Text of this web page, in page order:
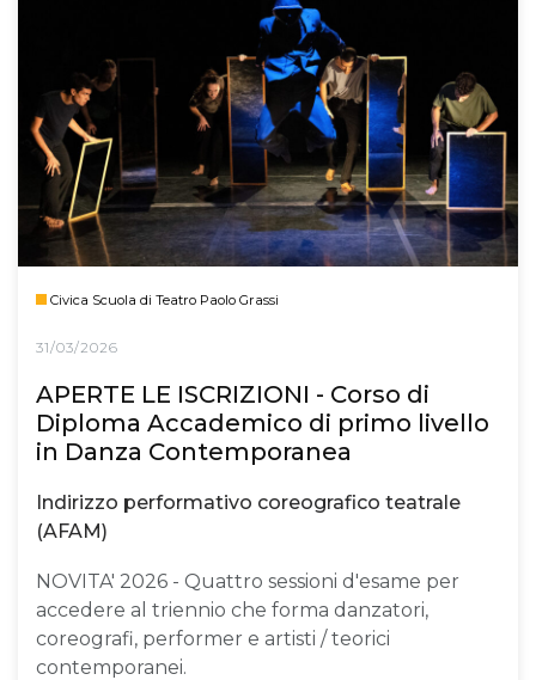
Civica Scuola di Teatro Paolo Grassi
31/03/2026
APERTE LE ISCRIZIONI - Corso di
Diploma Accademico di primo livello
in Danza Contemporanea
Indirizzo performativo coreografico teatrale
(AFAM)
NOVITA' 2026 - Quattro sessioni d'esame per
accedere al triennio che forma danzatori,
coreografi, performer e artisti / teorici
contemporanei.